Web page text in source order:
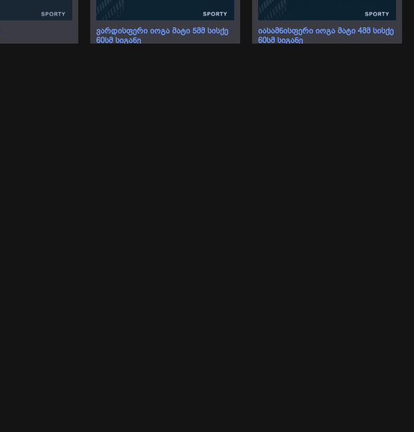
ᲕᲐᲠᲓᲘᲡᲤᲔᲠᲘ ᲘᲝᲒᲐ ᲛᲐᲢᲘ 5ᲛᲛ ᲡᲘᲡᲥᲔ
60ᲡᲛ ᲡᲘᲒᲐᲜᲔ
ᲘᲐᲡᲐᲛᲜᲘᲡᲤᲔᲠᲘ ᲘᲝᲒᲐ ᲛᲐᲢᲘ 4ᲛᲛ ᲡᲘᲡᲥᲔ
60ᲡᲛ ᲡᲘᲒᲐᲜᲔ